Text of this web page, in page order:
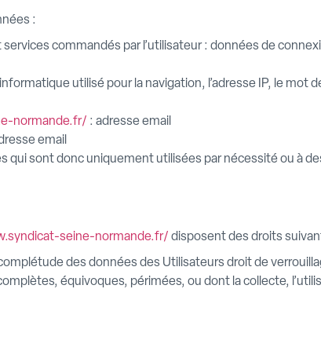
:
commandés par l’utilisateur : données de
utilisé pour la navigation, l’adresse IP, le mot
normande.fr/ : adresse email
email
qui sont donc uniquement utilisées par nécessité ou à
seine-normande.fr/ disposent des droits
des données des Utilisateurs droit de
équivoques, périmées, ou dont la collecte,